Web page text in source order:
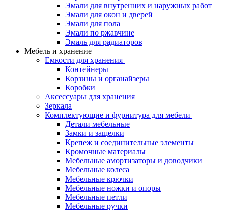
Эмали для внутренних и наружных работ
Эмали для окон и дверей
Эмали для пола
Эмали по ржавчине
Эмаль для радиаторов
Мебель и хранение
Емкости для хранения
Контейнеры
Корзины и органайзеры
Коробки
Аксессуары для хранения
Зеркала
Комплектующие и фурнитура для мебели
Детали мебельные
Замки и защелки
Крепеж и соединительные элементы
Кромочные материалы
Мебельные амортизаторы и доводчики
Мебельные колеса
Мебельные крючки
Мебельные ножки и опоры
Мебельные петли
Мебельные ручки